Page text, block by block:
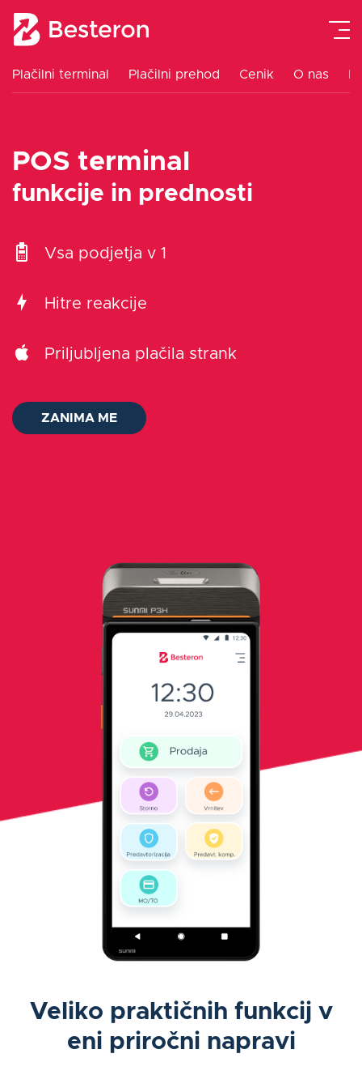
Plačilni terminal Plačilni prehod Cenik O nas
Slovenščina
O nas
Blog
Cenik
Navodila
Integracija blagajne
POS terminal
funkcije in prednosti
Vsa podjetja v 1
Hitre reakcije
Priljubljena plačila strank
ZANIMA ME
Veliko praktičnih funkcij v
eni priročni napravi